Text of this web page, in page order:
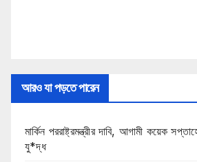
আরও যা পড়তে পারেন
মার্কিন পররাষ্ট্রমন্ত্রীর দাবি, আগামী কয়েক
যু*দ্ধ